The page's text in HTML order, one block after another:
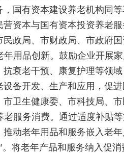
，国有资本建设养老机构同
营资本与国有资本投资养老
民政局、市财政局、市政府
年用品创新。鼓励企业开展
抗衰老干预、康复护理等领
设备开发、生产和应用，促
市卫生健康委、市科技局、
老服务消费。通过适度补贴
推动老年用品和服务嵌入老
。将老年产品和服务纳入促